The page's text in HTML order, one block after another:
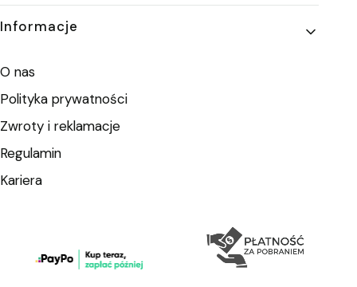
Informacje
O nas
Polityka prywatności
Zwroty i reklamacje
Regulamin
Kariera